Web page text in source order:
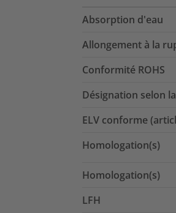
Absorption d'eau
Allongement à la
Conformité ROHS
Désignation selon la
ELV conforme
Homologation(s)
Homologation(s)
LFH